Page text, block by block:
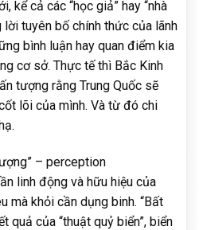
kể cả các “học giả” hay “nhà
lời tuyên bố chính thức của lãnh
bình luận hay quan điểm kia
cơ sở. Thực tế thì Bắc Kinh
tượng rằng Trung Quốc sẽ
lõi của mình. Và từ đó chi
– perception
linh động và hữu hiệu của
mà khỏi cần dụng binh. “Bất
quả của “thuật quỷ biển”, biển